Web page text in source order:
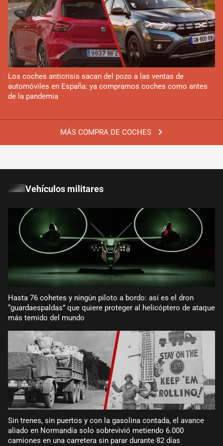
MÁS COMPRA DE COCHES
Los coches anticrisis sacan del pozo a las ventas de
automóviles en España: ya compramos coches como antes
de la pandemia
Vehículos militares
Hasta 76 cohetes y ningún piloto a bordo: así es el dron
“guardaespaldas” que quiere proteger al helicóptero de ataque
más temido del mundo
Sin trenes, sin puertos y con la gasolina contada, el avance
aliado en Normandía solo sobrevivió metiendo 6.000
camiones en una carretera sin parar durante 82 días